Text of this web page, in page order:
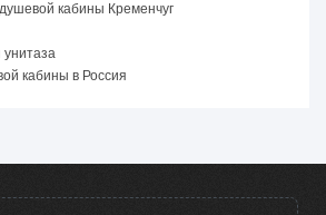
кабины Кременчуг
кабины в Россия